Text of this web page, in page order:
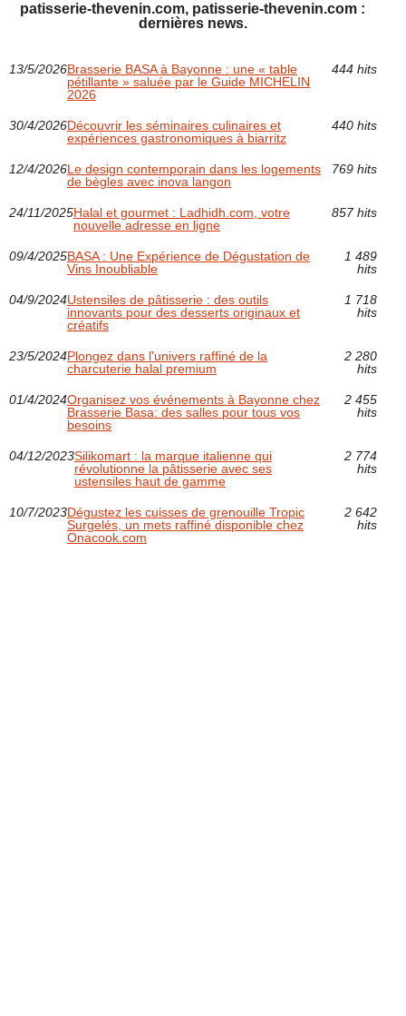
patisserie-thevenin.com, patisserie-thevenin.com :
dernières news.
13/5/2026Brasserie BASA à Bayonne : une « table
pétillante » saluée par le Guide MICHELIN
2026
444 hits
30/4/2026Découvrir les séminaires culinaires et
expériences gastronomiques à biarritz
440 hits
12/4/2026Le design contemporain dans les logements
de bègles avec inova langon
769 hits
24/11/2025Halal et gourmet : Ladhidh.com, votre
nouvelle adresse en ligne
857 hits
09/4/2025BASA : Une Expérience de Dégustation de
Vins Inoubliable
1 489
hits
04/9/2024Ustensiles de pâtisserie : des outils
innovants pour des desserts originaux et
créatifs
1 718
hits
23/5/2024Plongez dans l'univers raffiné de la
charcuterie halal premium
2 280
hits
01/4/2024Organisez vos événements à Bayonne chez
Brasserie Basa: des salles pour tous vos
besoins
2 455
hits
04/12/2023Silikomart : la marque italienne qui
révolutionne la pâtisserie avec ses
ustensiles haut de gamme
2 774
hits
10/7/2023Dégustez les cuisses de grenouille Tropic
Surgelés, un mets raffiné disponible chez
Onacook.com
2 642
hits